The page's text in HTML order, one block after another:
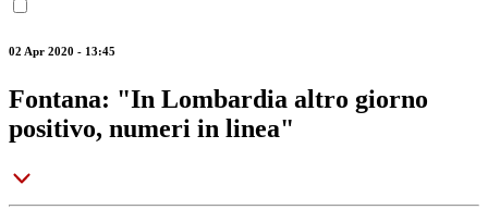
02 Apr 2020 - 13:45
Fontana: "In Lombardia altro giorno
positivo, numeri in linea"